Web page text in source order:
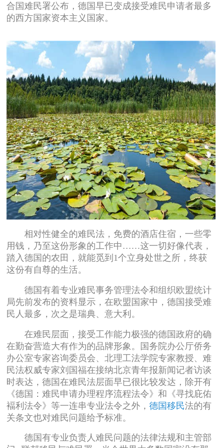
合国难民署公布，德国早已变成接受难民申请者最多
的西方国家资本主义国家。
相对性健全的难民法，免费的酒店住宿，一些零
用钱，乃至这份形象的工作中……这一切好像代表，
踏入德国的农田，就能觅到1个立身处世之所，终获
这份有自尊的生活。
德国有着专业难民事务管理法令和组织欧盟统计
局先前发布的资料显示，在欧盟国家中，德国接受难
民人最多，次之是瑞典、意大利。
在难民层面，接受工作能力极强的德国政府的确
在勤奋营造大有作为的品牌形象。国务院办公厅侨务
办公室专家咨询委员会、北理工法学院专家教授、难
民法权威专家刘国福在接纳北京青年报新闻记者访谈
时表达，德国在难民法层面早已很比较发达，除开有
《德国：难民申请办理程序流程法令》和《寻找庇佑
褔利法令》等一连串专业法令之外，德国移民法的有
关条文也对难民问题给予标准。
德国有专业负责人难民问题的法律法规和主管部